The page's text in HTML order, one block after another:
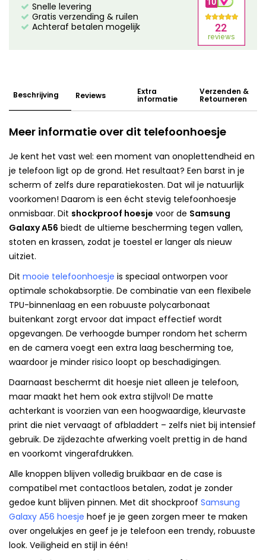
Snelle levering
Gratis verzending & ruilen
Achteraf betalen mogelijk
Beschrijving Reviews Extra
informatie
Verzenden &
Retourneren
Meer informatie over dit telefoonhoesje
Je kent het vast wel: een moment van onoplettendheid en
je telefoon ligt op de grond. Het resultaat? Een barst in je
scherm of zelfs dure reparatiekosten. Dat wil je natuurlijk
voorkomen! Daarom is een écht stevig telefoonhoesje
onmisbaar. Dit shockproof hoesje voor de Samsung
Galaxy A56 biedt de ultieme bescherming tegen vallen,
stoten en krassen, zodat je toestel er langer als nieuw
uitziet.
Dit mooie telefoonhoesje is speciaal ontworpen voor
optimale schokabsorptie. De combinatie van een flexibele
TPU-binnenlaag en een robuuste polycarbonaat
buitenkant zorgt ervoor dat impact effectief wordt
opgevangen. De verhoogde bumper rondom het scherm
en de camera voegt een extra laag bescherming toe,
waardoor je minder risico loopt op beschadigingen.
Daarnaast beschermt dit hoesje niet alleen je telefoon,
maar maakt het hem ook extra stijlvol! De matte
achterkant is voorzien van een hoogwaardige, kleurvaste
print die niet vervaagt of afbladdert – zelfs niet bij intensief
gebruik. De zijdezachte afwerking voelt prettig in de hand
en voorkomt vingerafdrukken.
Alle knoppen blijven volledig bruikbaar en de case is
compatibel met contactloos betalen, zodat je zonder
gedoe kunt blijven pinnen. Met dit shockproof Samsung
Galaxy A56 hoesje hoef je je geen zorgen meer te maken
over ongelukjes en geef je je telefoon een trendy, robuuste
look. Veiligheid en stijl in één!